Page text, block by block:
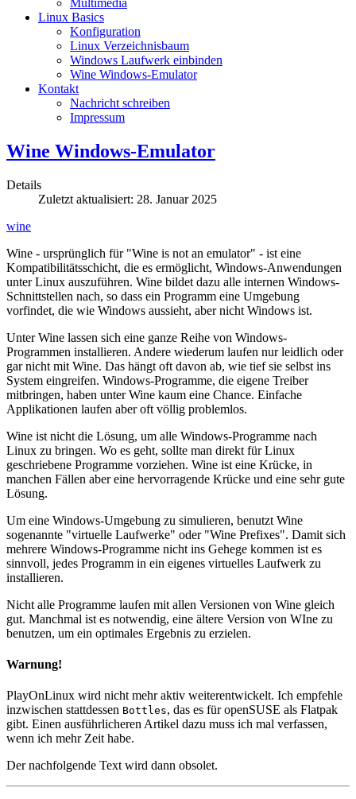
Linux Basics
Konfiguration
Linux Verzeichnisbaum
Windows Laufwerk einbinden
Wine Windows-Emulator
Kontakt
Nachricht schreiben
Impressum
Wine Windows-Emulator
Details
Zuletzt aktualisiert: 28. Januar 2025
wine
Wine - ursprünglich für "Wine is not an emulator" - ist eine
Kompatibilitätsschicht, die es ermöglicht, Windows-Anwendungen
unter Linux auszuführen. Wine bildet dazu alle internen Windows-
Schnittstellen nach, so dass ein Programm eine Umgebung
vorfindet, die wie Windows aussieht, aber nicht Windows ist.
Unter Wine lassen sich eine ganze Reihe von Windows-
Programmen installieren. Andere wiederum laufen nur leidlich oder
gar nicht mit Wine. Das hängt oft davon ab, wie tief sie selbst ins
System eingreifen. Windows-Programme, die eigene Treiber
mitbringen, haben unter Wine kaum eine Chance. Einfache
Applikationen laufen aber oft völlig problemlos.
Wine ist nicht die Lösung, um alle Windows-Programme nach
Linux zu bringen. Wo es geht, sollte man direkt für Linux
geschriebene Programme vorziehen. Wine ist eine Krücke, in
manchen Fällen aber eine hervorragende Krücke und eine sehr gute
Lösung.
Um eine Windows-Umgebung zu simulieren, benutzt Wine
sogenannte "virtuelle Laufwerke" oder "Wine Prefixes". Damit sich
mehrere Windows-Programme nicht ins Gehege kommen ist es
sinnvoll, jedes Programm in ein eigenes virtuelles Laufwerk zu
installieren.
Nicht alle Programme laufen mit allen Versionen von Wine gleich
gut. Manchmal ist es notwendig, eine ältere Version von WIne zu
benutzen, um ein optimales Ergebnis zu erzielen.
Warnung!
PlayOnLinux wird nicht mehr aktiv weiterentwickelt. Ich empfehle
inzwischen stattdessen Bottles, das es für openSUSE als Flatpak
gibt. Einen ausführlicheren Artikel dazu muss ich mal verfassen,
wenn ich mehr Zeit habe.
Der nachfolgende Text wird dann obsolet.